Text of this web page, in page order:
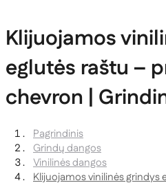
Klijuojamos
eglutės raštu –
chevron |
Pagrindinis
Grindų dangos
Vinilinės dangos
Klijuojamos vinilinės grindys